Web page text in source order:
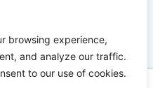
browsing experience,
and analyze our traffic.
to our use of cookies.
używa plików ciasteczek.
kontrolować pliki ciasteczka,